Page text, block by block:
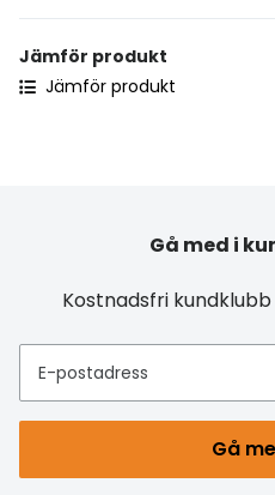
Jämför produkt
Jämför produkt
Gå med i
Kostnadsfri
E-postadress
Gå